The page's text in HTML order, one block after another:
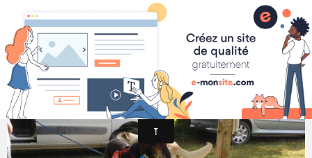
LES AMIS de LEWIS
Portes Ouvertes 14 Juin 2015